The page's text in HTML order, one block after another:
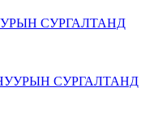
СУРГАЛТАНД